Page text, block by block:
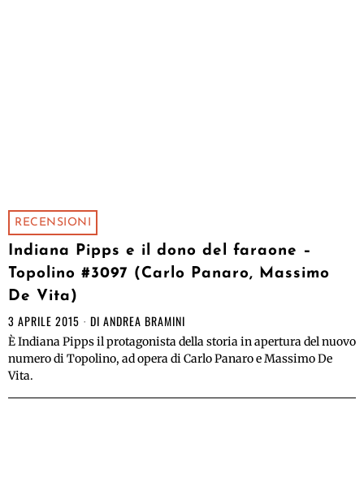
RECENSIONI
Indiana Pipps e il dono del faraone –
Topolino #3097 (Carlo Panaro, Massimo
De Vita)
3 APRILE 2015 DI ANDREA BRAMINI
È Indiana Pipps il protagonista della storia in apertura del nuovo
numero di Topolino, ad opera di Carlo Panaro e Massimo De
Vita.